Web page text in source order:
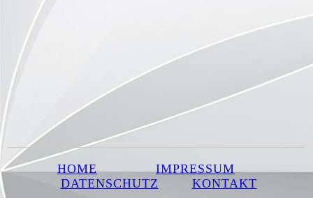
HOME
IMPRESSUM
DATENSCHUTZ
KONTAKT